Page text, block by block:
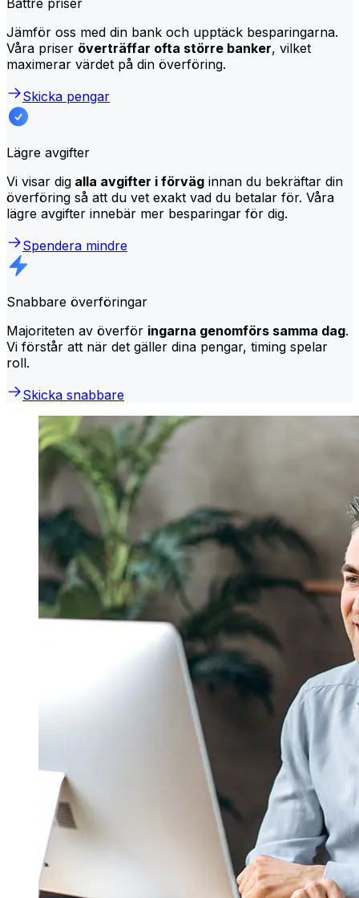
Jämför oss med din bank och upptäck besparingarna.
Våra priser överträffar ofta större banker, vilket
maximerar värdet på din överföring.
Skicka pengar
Lägre avgifter
Vi visar dig alla avgifter i förväg innan du bekräftar din
överföring så att du vet exakt vad du betalar för. Våra
lägre avgifter innebär mer besparingar för dig.
Spendera mindre
Snabbare överföringar
Majoriteten av överför ingarna genomförs samma dag.
Vi förstår att när det gäller dina pengar, timing spelar
roll.
Skicka snabbare